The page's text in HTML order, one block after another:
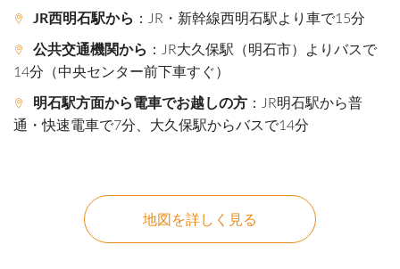
JR西明石駅から ：JR・新幹線西明石駅より車で15分
公共交通機関から ：JR大久保駅（明石市）よりバスで
14分（中央センター前下車すぐ）
明石駅方面から電車でお越しの方 ：JR明石駅から普
通・快速電車で7分、大久保駅からバスで14分
地図を詳しく見る